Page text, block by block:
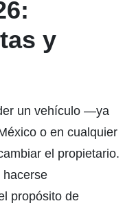
y
un vehículo —ya
o en cualquier
el propietario.
hacerse
propósito de